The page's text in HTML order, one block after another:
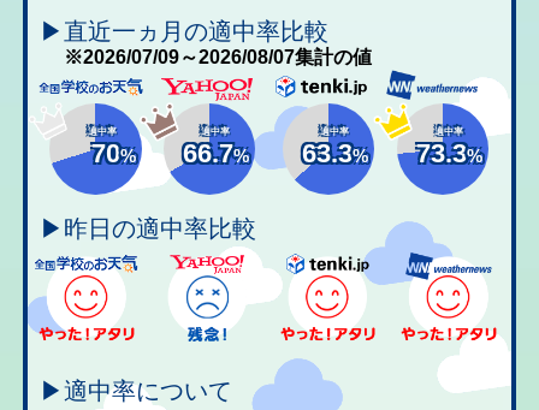
▶直近一ヵ月の適中率比較
※2026/07/09～2026/08/07集計の値
適中率
70%
適中率
66.7%
適中率
63.3%
適中率
73.3%
▶昨日の適中率比較
▶適中率について